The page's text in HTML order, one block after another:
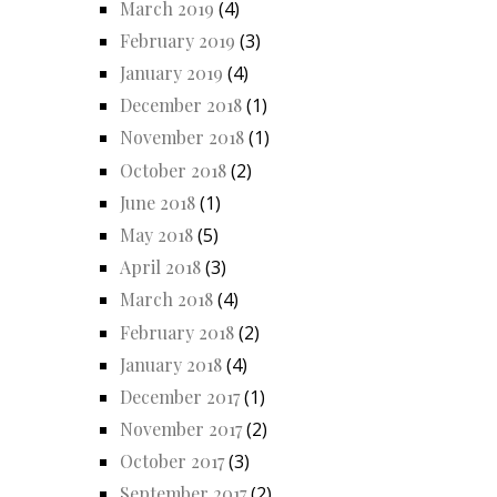
March 2019 (4)
February 2019 (3)
January 2019 (4)
December 2018(1)
November 2018(1)
October 2018(2)
June 2018(1)
May 2018(5)
April 2018(3)
March 2018(4)
February 2018(2)
January 2018(4)
December 2017(1)
November 2017(2)
October 2017(3)